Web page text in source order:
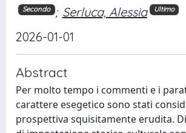
Secondo ; Serluca, Alessia Ultimo
2026-01-01
Abstract
Per molto tempo i commenti e i
carattere esegetico sono stati
prospettiva squisitamente erudita.